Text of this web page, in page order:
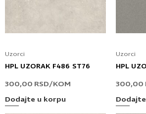
Uzorci
HPL UZORAK F486 ST76
300,00 RSD/KOM
Dodajte u korpu
Uzorci
HPL
300,00